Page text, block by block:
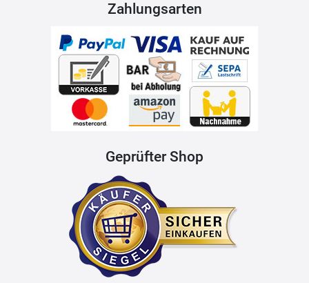
Zahlungsarten
Geprüfter Shop